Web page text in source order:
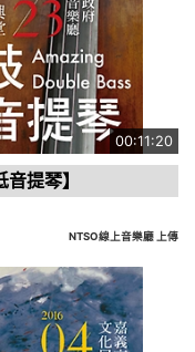
00:11:20
提琴】
NTSO線上音樂廳 上傳